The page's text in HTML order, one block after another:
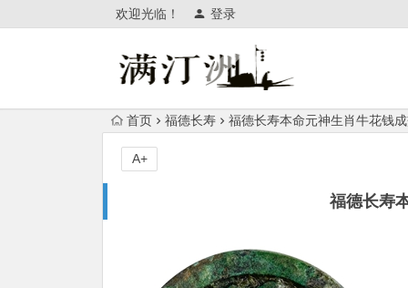
欢迎光临！ 登录
首页 福德长寿 福德长寿本命元神生肖牛花钱
福德长寿
A+